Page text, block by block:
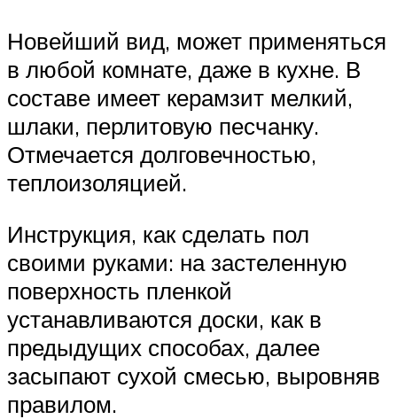
Новейший вид, может применяться
в любой комнате, даже в кухне. В
составе имеет керамзит мелкий,
шлаки, перлитовую песчанку.
Отмечается долговечностью,
теплоизоляцией.
Инструкция, как сделать пол
своими руками: на застеленную
поверхность пленкой
устанавливаются доски, как в
предыдущих способах, далее
засыпают сухой смесью, выровняв
правилом.